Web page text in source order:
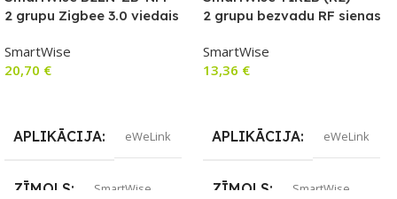
2 grupu Zigbee 3.0 viedais
pogām (bez priekšējā
paneļa)
SmartWise
20,70 €
APLIKĀCIJA eWeLink
ZĪMOLS SmartWise
2 grupu bezvadu RF sienas
SmartWise
13,36 €
APLIKĀCIJA eWeLink
ZĪMOLS SmartWise